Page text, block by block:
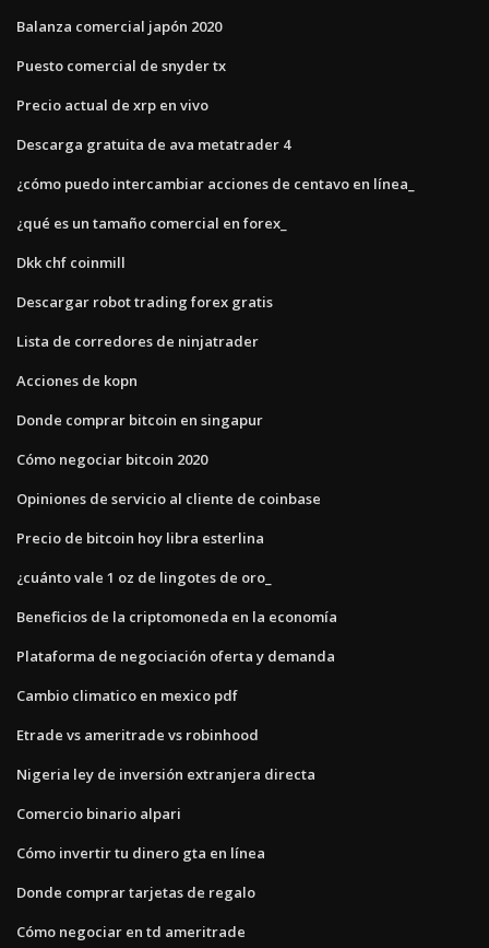
Balanza comercial japón 2020
Puesto comercial de snyder tx
Precio actual de xrp en vivo
Descarga gratuita de ava metatrader 4
¿cómo puedo intercambiar acciones de centavo en línea_
¿qué es un tamaño comercial en forex_
Dkk chf coinmill
Descargar robot trading forex gratis
Lista de corredores de ninjatrader
Acciones de kopn
Donde comprar bitcoin en singapur
Cómo negociar bitcoin 2020
Opiniones de servicio al cliente de coinbase
Precio de bitcoin hoy libra esterlina
¿cuánto vale 1 oz de lingotes de oro_
Beneficios de la criptomoneda en la economía
Plataforma de negociación oferta y demanda
Cambio climatico en mexico pdf
Etrade vs ameritrade vs robinhood
Nigeria ley de inversión extranjera directa
Comercio binario alpari
Cómo invertir tu dinero gta en línea
Donde comprar tarjetas de regalo
Cómo negociar en td ameritrade